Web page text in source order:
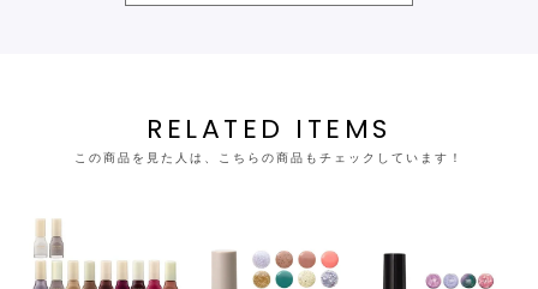
RELATED ITEMS
この商品を見た人は、こちらの商品もチェックしています！